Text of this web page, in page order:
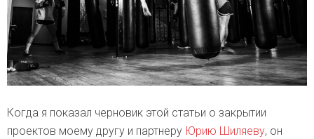
Когда я показал черновик этой статьи о закрытии
проектов моему другу и партнеру Юрию Шиляеву, он